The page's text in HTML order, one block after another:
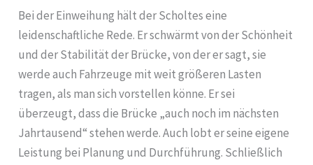
Bei der Einweihung hält der Scholtes eine
leidenschaftliche Rede. Er schwärmt von der Schönheit
und der Stabilität der Brücke, von der er sagt, sie
werde auch Fahrzeuge mit weit größeren Lasten
tragen, als man sich vorstellen könne. Er sei
überzeugt, dass die Brücke „auch noch im nächsten
Jahrtausend“ stehen werde. Auch lobt er seine eigene
Leistung bei Planung und Durchführung. Schließlich